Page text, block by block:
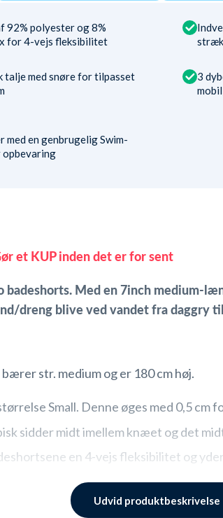
et KUP inden det er for sent
Med en 7inch medium-
dreng blive ved vandet fra daggry
str. medium og er 180 cm høj.
Small. Denne øges med 0,5 cm
sidder midt imellem knæet og det
en 4-vejs fleksibilitet og
Udvid produktbeskrivelse
92% polyester og 8%
for 4-vejs fleksibilitet
talje med snøre for tilpasset
3
med en genbrugelig Swim-
opbevaring